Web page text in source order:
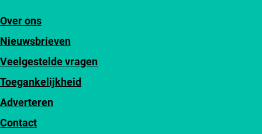
Over ons
Nieuwsbrieven
Veelgestelde vragen
Toegankelijkheid
Adverteren
Contact